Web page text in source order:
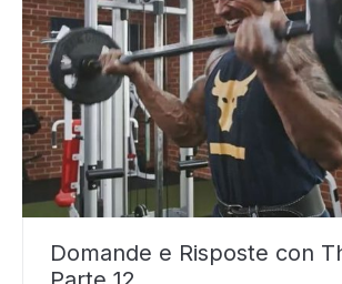
Domande e Risposte con